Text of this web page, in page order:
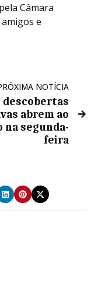
Câmara
e
NOTÍCIA
descobertas
abrem ao
na segunda-
feira